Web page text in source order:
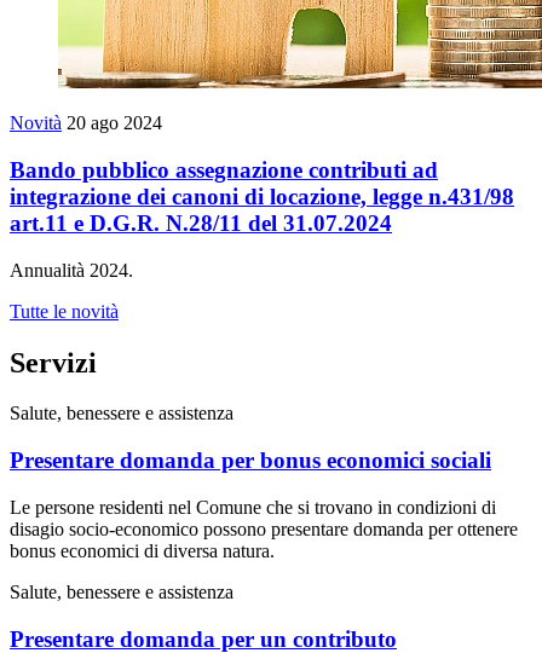
Novità 20 ago 2024
Bando pubblico assegnazione contributi ad
integrazione dei canoni di locazione, legge n.431/98
art.11 e D.G.R. N.28/11 del 31.07.2024
Annualità 2024.
Tutte le novità
Servizi
Salute, benessere e assistenza
Presentare domanda per bonus economici sociali
Le persone residenti nel Comune che si trovano in condizioni di
disagio socio-economico possono presentare domanda per ottenere
bonus economici di diversa natura.
Salute, benessere e assistenza
Presentare domanda per un contributo